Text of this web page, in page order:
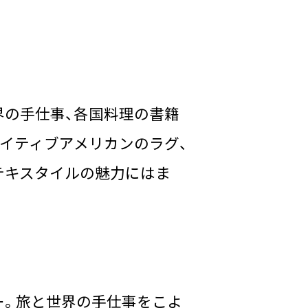
手仕事、各国料理の書籍
ティブアメリカンのラグ、
スタイルの魅力にはま
旅と世界の手仕事をこよ